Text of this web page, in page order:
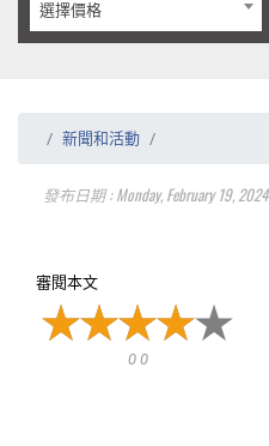
選擇價格
新聞和活動
發布日期 : Monday, February 19, 2024
審閱本文
0 0